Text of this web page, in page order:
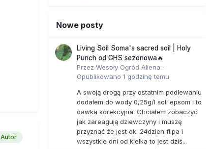
Autor
Nowe posty
Living Soil Soma's sacred soil | Holy
Punch od GHS sezonowa🔥
Przez Wesoły Ogród Aliena ·
Opublikowano 1 godzinę temu
A swoją drogą przy ostatnim podlewaniu
dodałem do wody 0,25g/l soli epsom i to
dawka korekcyjna. Chciałem zobaczyć
jak zareagują dziewczyny i muszę
przyznać że jest ok. 24dzien flipa i
wszystkie dni od kiełka to jest dziś...